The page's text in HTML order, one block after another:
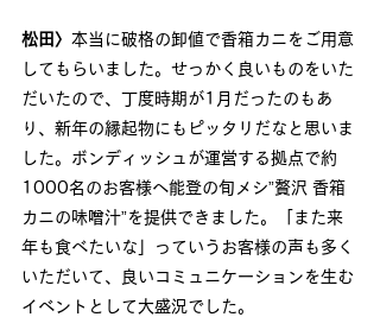
松田〉 本当に破格の卸値で香箱カニをご用意
してもらいました。せっかく良いものをいた
だいたので、丁度時期が1月だったのもあ
り、新年の縁起物にもピッタリだなと思いま
した。ボンディッシュが運営する拠点で約
1000名のお客様へ能登の旬メシ”贅沢 香箱
カニの味噌汁”を提供できました。「また来
年も食べたいな」っていうお客様の声も多く
いただいて、良いコミュニケーションを生む
イベントとして大盛況でした。